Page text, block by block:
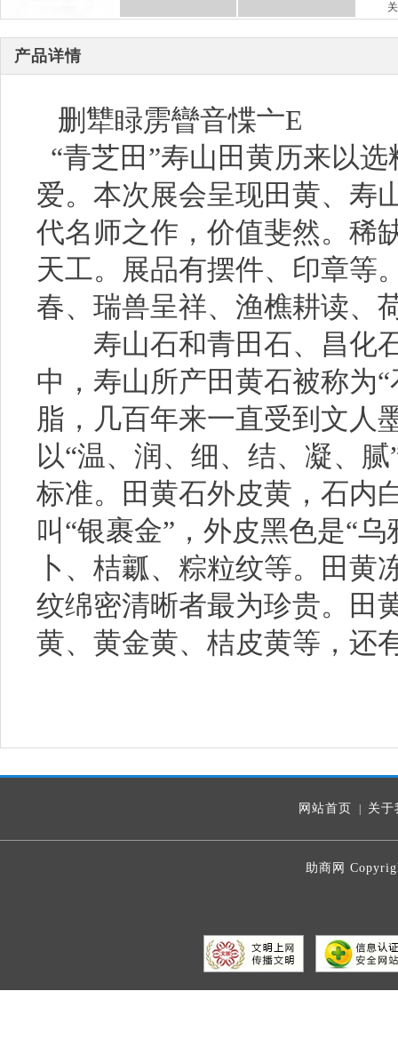
产品详情
删犨睩雳矕音惵亠E
“青芝田”寿山田黄历来以
爱。本次展会呈现田黄、寿
代名师之作，价值斐然。稀
天工。展品有摆件、印章等
春、瑞兽呈祥、渔樵耕读、
寿山石和青田石、昌化石
中，寿山所产田黄石被称为
脂，几百年来一直受到文人
以“温、润、细、结、凝、
标准。田黄石外皮黄，石内
叫“银裹金”，外皮黑色是“
卜、桔瓤、粽粒纹等。田
纹绵密清晰者最为珍贵。田
黄、黄金黄、桔皮黄等，还
网站首页 关于
助商网